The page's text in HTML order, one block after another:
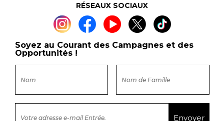
RÉSEAUX SOCIAUX
Soyez au Courant des Campagnes et des
Opportunités !